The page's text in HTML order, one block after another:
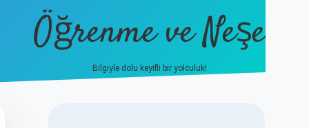
Öğrenme ve Neşe
Bilgiyle dolu keyifli bir yolculuk!